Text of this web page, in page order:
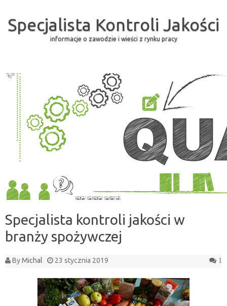
Specjalista Kontroli Jakości
informacje o zawodzie i wieści z rynku pracy
Specjalista kontroli jakości w
branży spożywczej
ByMichal 23 stycznia 2019 1